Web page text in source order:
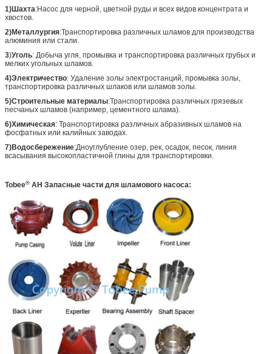
1)Шахта:Насос для черной, цветной руды и всех видов концентрата и
хвостов.
2)Металлургия:Транспортировка различных шламов для производства
алюминия или стали.
3)Уголь: Добыча угля, промывка и транспортировка различных грубых и
мелких угольных шламов.
4)Электричество: Удаление золы электростанций, промывка золы,
транспортировка различных шлаков или шламов золы.
5)Строительные материалы:Транспортировка различных грязевых
песчаных шламов (например, цементного шлама).
6)Химическая: Транспортировка различных абразивных шламов на
фосфатных или калийных заводах.
7)Водосбережение:Дноуглубление озер, рек, осадок, песок, линия
всасывания высокопластичной глины для транспортировки.
Tobee® AH Запасные части для шламового насоса: